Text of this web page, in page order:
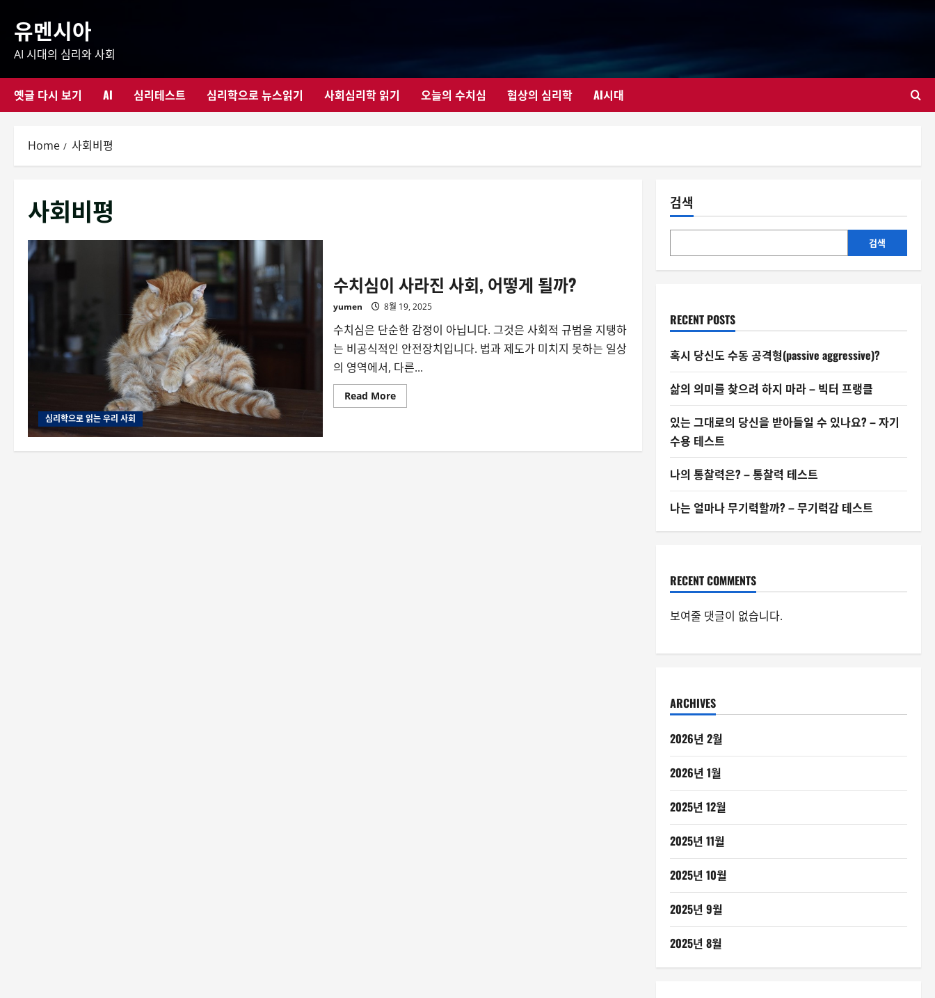
content
유멘시아
AI 시대의 심리와 사회
옛글 다시 보기 AI 심리테스트 심리학으로 뉴스읽기 사회심리학 읽기 오늘의 수치심 협상의 심리학 AI시대
Home 사회비평
사회비평
심리학으로 읽는 우리 사회
수치심이 사라진 사회, 어떻게 될까?
yumen 8월 19, 2025
수치심은 단순한 감정이 아닙니다. 그것은 사회적 규범을 지탱하
는 비공식적인 안전장치입니다. 법과 제도가 미치지 못하는 일상
의 영역에서, 다른...
Read MoreRead
more
이
검색
검색
RECENT POSTS
혹시 당신도 수동 공격형(passive aggressive)?
삶의 의미를 찾으려 하지 마라 – 빅터 프랭클
있는 그대로의 당신을 받아들일 수 있나요? – 자기
수용 테스트
나의 통찰력은? – 통찰력 테스트
나는 얼마나 무기력할까? – 무기력감 테스트
RECENT COMMENTS
보여줄 댓글이 없습니다.
ARCHIVES
2026년 2월
2026년 1월
2025년 12월
2025년 11월
2025년 10월
2025년 9월
2025년 8월